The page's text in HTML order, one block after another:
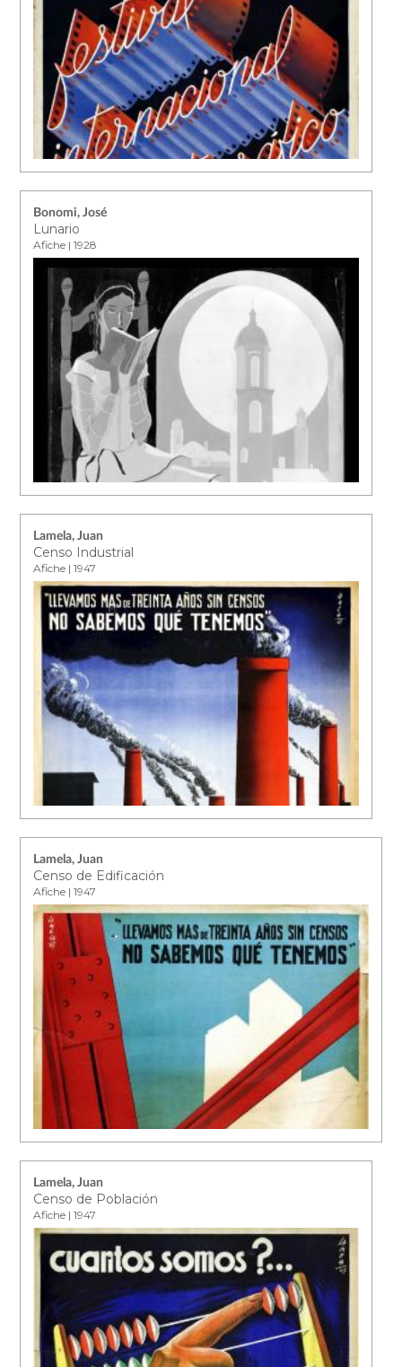
Bonomi, José
Lunario
Afiche | 1928
Lamela, Juan
Censo Industrial
Afiche | 1947
Lamela, Juan
Censo de Edificación
Afiche | 1947
Lamela, Juan
Censo de Población
Afiche | 1947